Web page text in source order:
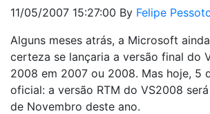
11/05/2007 15:27:00 By Felipe
Alguns meses atrás, a Microsoft
certeza se lançaria a versão final do
2008 em 2007 ou 2008. Mas hoje, 5
oficial: a versão RTM do VS2008
de Novembro deste ano.